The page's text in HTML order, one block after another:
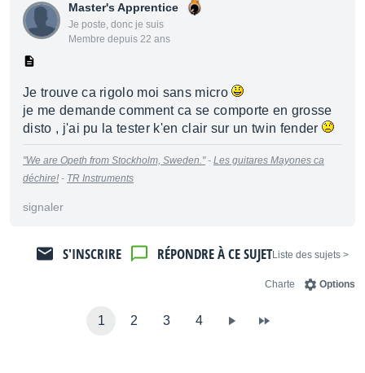
Master's Apprentice
Je poste, donc je suis
Membre depuis 22 ans
Je trouve ca rigolo moi sans micro
je me demande comment ca se comporte en grosse
disto , j'ai pu la tester k'en clair sur un twin fender
"We are Opeth from Stockholm, Sweden."- Les guitares Mayones ca
déchire! - TR Instruments
signaler
< Liste des sujets
RÉPONDRE À CE SUJET
S'INSCRIRE
Options
Charte
1 2 3 4